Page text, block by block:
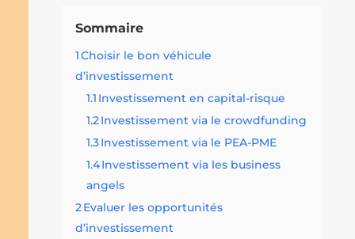
Sommaire
1Choisir le bon véhicule
d’investissement
1.1 Investissement en capital-risque
1.2Investissement via le crowdfunding
1.3Investissement via le PEA-PME
1.4Investissement via les business
angels
2Evaluer les opportunités
d’investissement